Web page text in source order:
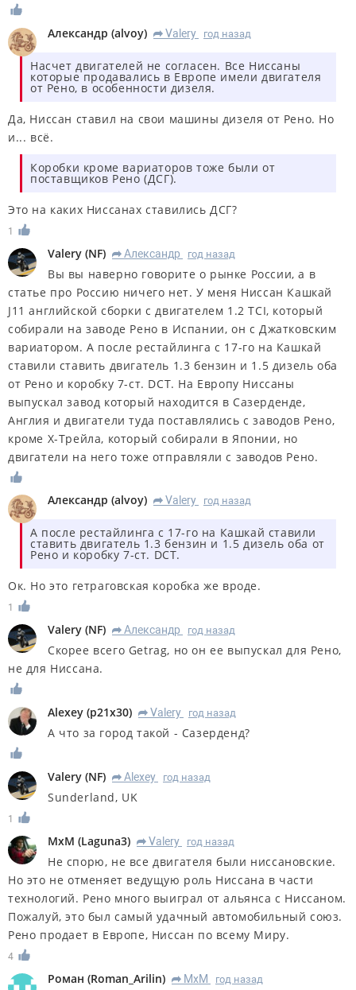
Александр (alvoy) R Valery год назад
Насчет двигателей не согласен. Все Ниссаны
которые продавались в Европе имели двигателя
от Рено, в особенности дизеля.
Да, Ниссан ставил на свои машины дизеля от Рено. Но
и... всё.
Коробки кроме вариаторов тоже были от
поставщиков Рено (ДСГ).
Это на каких Ниссанах ставились ДСГ?
1
Valery (NF) R Александр год назад
Вы вы наверно говорите о рынке России, а в
статье про Россию ничего нет. У меня Ниссан Кашкай
J11 английской сборки с двигателем 1.2 TCI, который
собирали на заводе Рено в Испании, он с Джатковским
вариатором. А после рестайлинга с 17-го на Кашкай
ставили ставить двигатель 1.3 бензин и 1.5 дизель оба
от Рено и коробку 7-ст. DCT. На Европу Ниссаны
выпускал завод который находится в Сазерденде,
Англия и двигатели туда поставлялись с заводов Рено,
кроме Х-Трейла, который собирали в Японии, но
двигатели на него тоже отправляли с заводов Рено.
Александр (alvoy) R Valery год назад
А после рестайлинга с 17-го на Кашкай ставили
ставить двигатель 1.3 бензин и 1.5 дизель оба от
Рено и коробку 7-ст. DCT.
Ок. Но это гетраговская коробка же вроде.
1
Valery (NF) R Александр год назад
Скорее всего Getrag, но он ее выпускал для Рено,
не для Ниссана.
Alexey (p21x30) R Valery год назад
А что за город такой - Сазерденд?
Valery (NF) R Alexey год назад
Sunderland, UK
1
MxM (Laguna3) R Valery год назад
Не спорю, не все двигателя были ниссановские.
Но это не отменяет ведущую роль Ниссана в части
технологий. Рено много выиграл от альянса с Ниссаном.
Пожалуй, это был самый удачный автомобильный союз.
Рено продает в Европе, Ниссан по всему Миру.
4
Роман (Roman_Arilin) R MxM год назад